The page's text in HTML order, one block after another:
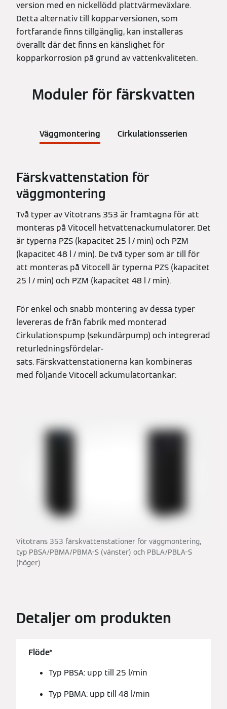
version med en nickellödd plattvärmeväxlare.
Detta alternativ till kopparversionen, som
fortfarande finns tillgänglig, kan installeras
överallt där det finns en känslighet för
kopparkorrosion på grund av vattenkvaliteten.
Moduler för färskvatten
Väggmontering Cirkulationsserien
Färskvattenstation för
väggmontering
Två typer av Vitotrans 353 är framtagna för att
monteras på Vitocell hetvattenackumulatorer. Det
är typerna PZS (kapacitet 25 l / min) och PZM
(kapacitet 48 l / min). De två typer som är till för
att monteras på Vitocell är typerna PZS (kapacitet
25 l / min) och PZM (kapacitet 48 l / min).
För enkel och snabb montering av dessa typer
levereras de från fabrik med monterad
Cirkulationspump (sekundärpump) och integrerad
returledningsfördelar-
sats. Färskvattenstationerna kan kombineras
med följande Vitocell ackumulatortankar:
Vitotrans 353 färskvattenstationer för väggmontering,
typ PBSA/PBMA/PBMA-S (vänster) och PBLA/PBLA-S
(höger)
Detaljer om produkten
Flöde*
Typ PBSA: upp till 25 l/min
Typ PBMA: upp till 48 l/min